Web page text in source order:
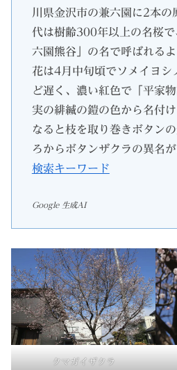
川県金沢市の兼六園に2本の
代は樹齢300年以上の名桜
六園熊谷」の名で呼ばれる
花は4月中旬頃でソメイヨシ
ど遅く、濃い紅色で「平家
実の緋縅の鎧の色から名付
なると枝を取り巻きボタン
ろからボタンザクラの異名が
検索キーワード
Google 生成AI
クマガイザクラ